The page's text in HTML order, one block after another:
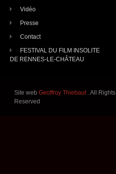
Vidéo
Presse
Contact
FESTIVAL DU FILM INSOLITE
DE RENNES-LE-CHÂTEAU
Site webGeoffroy Thiebaut . All Rights
Reserved